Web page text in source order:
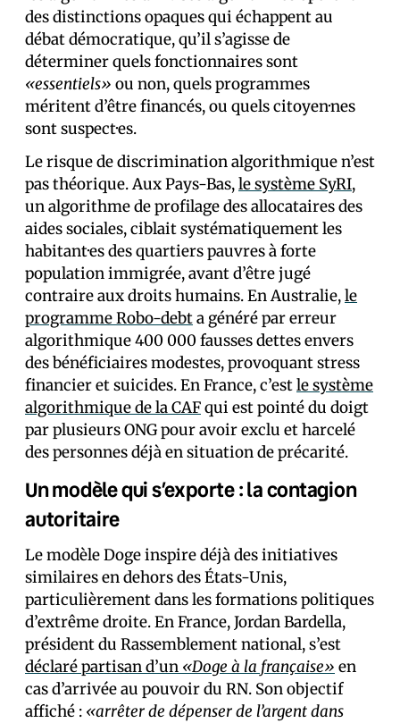
des distinctions opaques qui échappent au
débat démocratique, qu’il s’agisse de
déterminer quels fonctionnaires sont
«essentiels» ou non, quels programmes
méritent d’être financés, ou quels citoyen·nes
sont suspect·es.
Le risque de discrimination algorithmique n’est
pas théorique. Aux Pays-Bas,le système SyRI,
un algorithme de profilage des allocataires des
aides sociales, ciblait systématiquement les
habitant·es des quartiers pauvres à forte
population immigrée, avant d’être jugé
contraire aux droits humains. En Australie,le
programme Robo-debta généré par erreur
algorithmique 400 000 fausses dettes envers
des bénéficiaires modestes, provoquant stress
financier et suicides. En France, c’estle système
algorithmique de la CAFqui est pointé du doigt
par plusieurs ONG pour avoir exclu et harcelé
des personnes déjà en situation de précarité.
Un modèle qui s’exporte : la contagion
autoritaire
Le modèle Doge inspire déjà des initiatives
similaires en dehors des États-Unis,
particulièrement dans les formations politiques
d’extrême droite. En France, Jordan Bardella,
président du Rassemblement national, s’est
déclaré partisan d’un «Doge à la française» en
cas d’arrivée au pouvoir du RN. Son objectif
affiché : «arrêter de dépenser de l’argent dans